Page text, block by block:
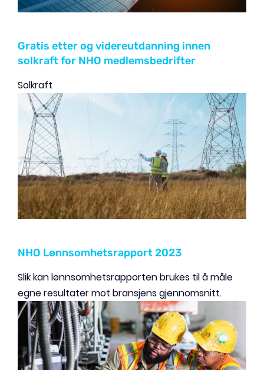
Gratis etter og videreutdanning innen
solkraft for NHO medlemsbedrifter
Solkraft
NHO Lønnsomhetsrapport 2023
Slik kan lønnsomhetsrapporten brukes til å måle
egne resultater mot bransjens gjennomsnitt.